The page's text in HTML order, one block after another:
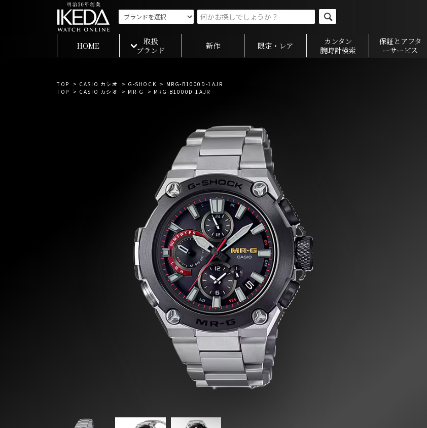
HOME
取扱
ブランド
新作 限定・レア
カンタン
腕時計検索
保証とアフタ
ーサービス
TOP > CASIO カシオ > G-SHOCK > MRG-B1000D-1AJR
TOP
> CASIO カシオ > MR-G > MRG-B1000D-1AJR